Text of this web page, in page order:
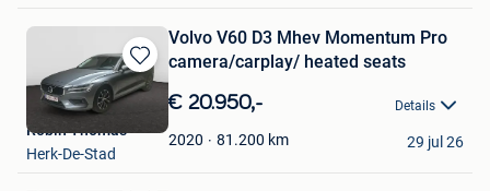
Bewaren
in
Favorieten
Volvo V60 D3 Mhev Momentum Pro
camera/carplay/ heated seats
€ 20.950,- Details
2020 81.200 km
Robin Thomas
Herk-De-Stad
29 jul 26